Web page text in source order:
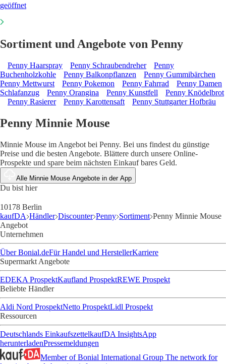
geöffnet
Sortiment und Angebote von Penny
Penny Haarspray Penny Schraubendreher
Penny
Buchenholzkohle
Penny Balkonpflanzen
Penny Gummibärchen
Penny Mettwurst
Penny Pokemon Penny Fahrrad
Penny Damen
Schlafanzug
Penny Orangina Penny Kunstfell
Penny Knödelbrot
Penny Rasierer
Penny Karottensaft Penny Stuttgarter Hofbräu
Penny Minnie Mouse
Minnie Mouse im Angebot bei Penny. Bei uns findest du günstige
Preise und die besten Angebote. Blättere durch unsere Online-
Prospekte und spare beim nächsten Einkauf bares Geld.
Alle Minnie Mouse Angebote in der App
Du bist hier
10178 Berlin
kaufDA Händler Discounter Penny Sortiment Penny Minnie Mouse
Angebot
Unternehmen
Über Bonial.deFür Handel und HerstellerKarriere
Supermarkt Angebote
EDEKA ProspektKaufland ProspektREWE Prospekt
Beliebte Händler
Aldi Nord ProspektNetto ProspektLidl Prospekt
Ressourcen
Deutschlands EinkaufszettelkaufDA InsightsApp
herunterladenPressemeldungen
Member of Bonial International Group The network for